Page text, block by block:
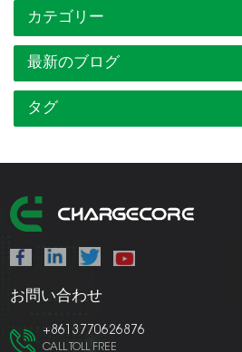
カテゴリー
最新のブログ
タグ
お問い合わせ
+8613770626876
CALL TOLL FREE